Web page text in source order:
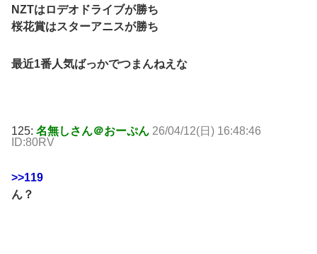
NZTはロデオドライブが勝ち
桜花賞はスターアニスが勝ち
最近1番人気ばっかでつまんねえな
125: 名無しさん＠おーぷん 26/04/12(日) 16:48:46
ID:80RV
>>119
ん？